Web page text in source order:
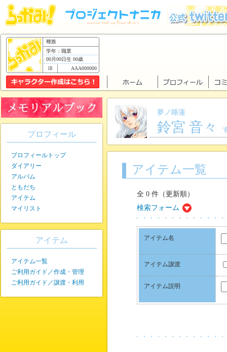
種族
学年：職業
00月00日生 00歳
AAA000000
夢ノ睡蓮
鈴宮 音々
アイテム一覧
全 0 件（更新順）
検索フォーム
アイテム名
アイテム譲渡
アイテム説明
プロフィール
プロフィールトップ
ダイアリー
アルバム
ともだち
アイテム
マイリスト
アイテム
アイテム一覧
ご利用ガイド／作成・管理
ご利用ガイド／譲渡・利用